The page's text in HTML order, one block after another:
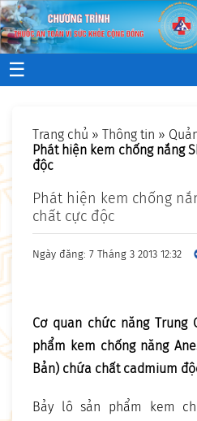
☰
Trang chủ » Thông tin »
Phát hiện kem chống nắng
độc
Phát hiện kem chống
chất cực độc
Ngày đăng: 7 Tháng 3 2013 12:32
Cơ quan chức năng Trung
phẩm kem chống năng
Bản) chứa chất cadmium
Bảy lô sản phẩm kem